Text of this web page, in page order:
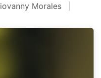
Morales